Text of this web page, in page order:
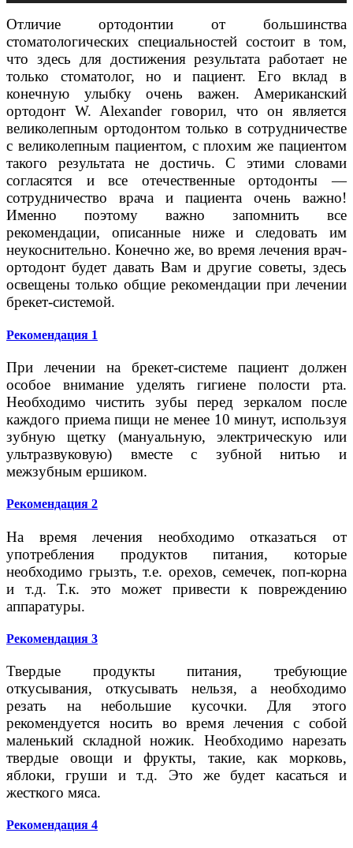
Отличие ортодонтии от большинства
стоматологических специальностей состоит в том,
что здесь для достижения результата работает не
только стоматолог, но и пациент. Его вклад в
конечную улыбку очень важен. Американский
ортодонт W. Alexander говорил, что он является
великолепным ортодонтом только в сотрудничестве
с великолепным пациентом, с плохим же пациентом
такого результата не достичь. С этими словами
согласятся и все отечественные ортодонты —
сотрудничество врача и пациента очень важно!
Именно поэтому важно запомнить все
рекомендации, описанные ниже и следовать им
неукоснительно. Конечно же, во время лечения врач-
ортодонт будет давать Вам и другие советы, здесь
освещены только общие рекомендации при лечении
брекет-системой.
Рекомендация 1
При лечении на брекет-системе пациент должен
особое внимание уделять гигиене полости рта.
Необходимо чистить зубы перед зеркалом после
каждого приема пищи не менее 10 минут, используя
зубную щетку (мануальную, электрическую или
ультразвуковую) вместе с зубной нитью и
межзубным ершиком.
Рекомендация 2
На время лечения необходимо отказаться от
употребления продуктов питания, которые
необходимо грызть, т.е. орехов, семечек, поп-корна
и т.д. Т.к. это может привести к повреждению
аппаратуры.
Рекомендация 3
Твердые продукты питания, требующие
откусывания, откусывать нельзя, а необходимо
резать на небольшие кусочки. Для этого
рекомендуется носить во время лечения с собой
маленький складной ножик. Необходимо нарезать
твердые овощи и фрукты, такие, как морковь,
яблоки, груши и т.д. Это же будет касаться и
жесткого мяса.
Рекомендация 4